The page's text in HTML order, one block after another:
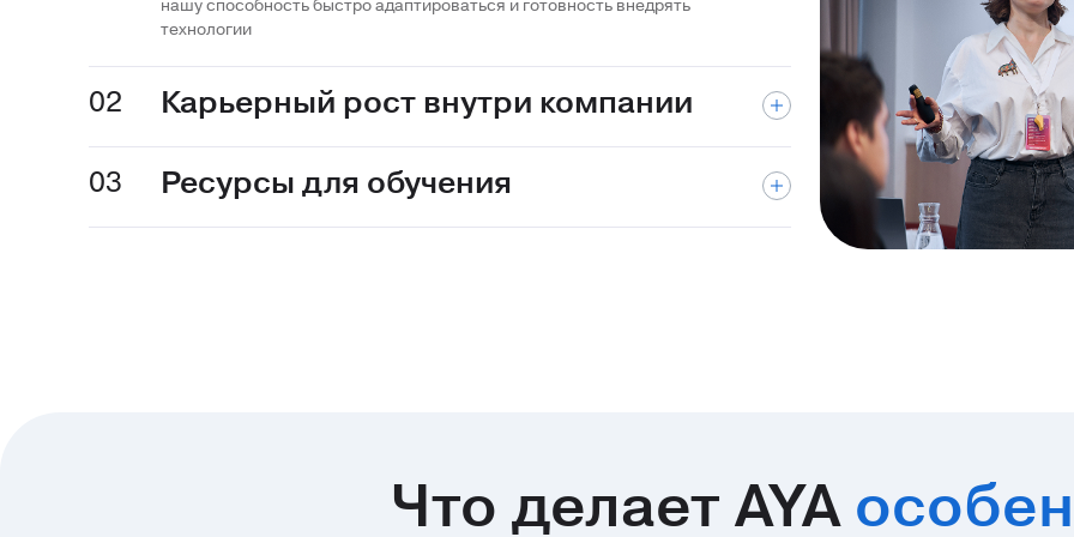
нашу способность быстро адаптироваться и готовность внедрять
технологии
02 Карьерный рост внутри компании
03 Ресурсы для обучения
Что делает AYA